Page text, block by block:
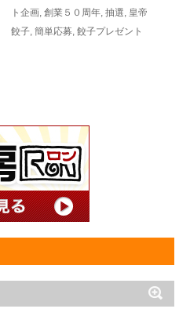
ト企画 創業５０周年 抽選 皇帝
餃子 簡単応募 餃子プレゼント